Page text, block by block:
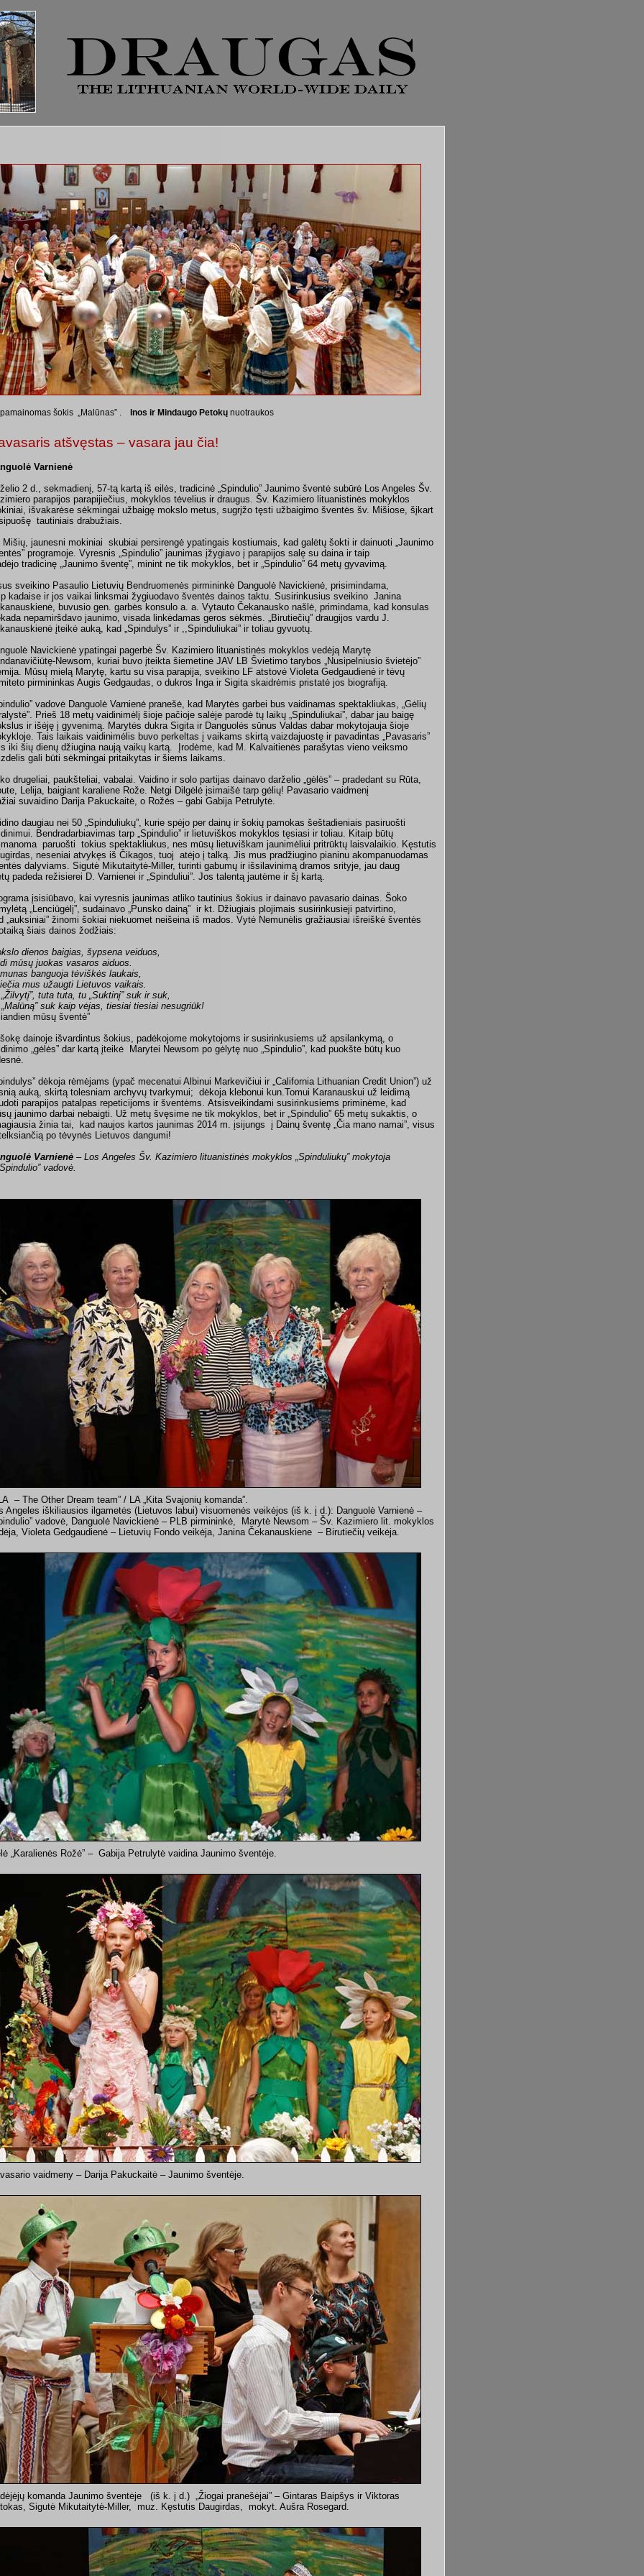
šokis „Malūnas” . Inos ir Mindaugo Petokų nuotraukos
atšvęstas – vasara jau čia!
Varnienė
2 d., sekmadienį, 57-tą kartą iš eilės, tradicinė „Spindulio” Jaunimo šventė subūrė Los Angeles Šv.
parapijos parapijiečius, mokyklos tėvelius ir draugus. Šv. Kazimiero lituanistinės mokyklos
išvakarėse sėkmingai užbaigę mokslo metus, sugrįžo tęsti užbaigimo šventės šv. Mišiose, šįkart
tautiniais drabužiais.
Mišių, jaunesni mokiniai skubiai persirengė ypatingais kostiumais, kad galėtų šokti ir dainuoti „Jaunimo
programoje. Vyresnis „Spindulio” jaunimas įžygiavo į parapijos salę su daina ir taip
tradicinę „Jaunimo šventę”, minint ne tik mokyklos, bet ir „Spindulio” 64 metų gyvavimą.
sveikino Pasaulio Lietuvių Bendruomenės pirmininkė Danguolė Navickienė, prisimindama,
kadaise ir jos vaikai linksmai žygiuodavo šventės dainos taktu. Susirinkusius sveikino Janina
buvusio gen. garbės konsulo a. a. Vytauto Čekanausko našlė, primindama, kad konsulas
nepamiršdavo jaunimo, visada linkėdamas geros sėkmės. „Birutiečių” draugijos vardu J.
įteikė auką, kad „Spindulys” ir ,,Spinduliukai” ir toliau gyvuotų.
Navickienė ypatingai pagerbė Šv. Kazimiero lituanistinės mokyklos vedėją Marytę
Newsom, kuriai buvo įteikta šiemetinė JAV LB Švietimo tarybos „Nusipelniusio švietėjo”
Mūsų mielą Marytę, kartu su visa parapija, sveikino LF atstovė Violeta Gedgaudienė ir tėvų
pirmininkas Augis Gedgaudas, o dukros Inga ir Sigita skaidrėmis pristatė jos biografiją.
vadovė Danguolė Varnienė pranešė, kad Marytės garbei bus vaidinamas spektakliukas, „Gėlių
Prieš 18 metų vaidinimėlį šioje pačioje salėje parodė tų laikų „Spinduliukai”, dabar jau baigę
ir išėję į gyvenimą. Marytės dukra Sigita ir Danguolės sūnus Valdas dabar mokytojauja šioje
Tais laikais vaidinimėlis buvo perkeltas į vaikams skirtą vaizdajuostę ir pavadintas „Pavasaris”
iki šių dienų džiugina naują vaikų kartą. Įrodėme, kad M. Kalvaitienės parašytas vieno veiksmo
gali būti sėkmingai pritaikytas ir šiems laikams.
drugeliai, paukšteliai, vabalai. Vaidino ir solo partijas dainavo darželio „gėlės” – pradedant su Rūta,
Lelija, baigiant karaliene Rože. Netgi Dilgėlė įsimaišė tarp gėlių! Pavasario vaidmenį
suvaidino Darija Pakuckaitė, o Rožės – gabi Gabija Petrulytė.
daugiau nei 50 „Spinduliukų”, kurie spėjo per dainų ir šokių pamokas šeštadieniais pasiruošti
Bendradarbiavimas tarp „Spindulio” ir lietuviškos mokyklos tęsiasi ir toliau. Kitaip būtų
paruošti tokius spektakliukus, nes mūsų lietuviškam jaunimėliui pritrūktų laisvalaikio. Kęstutis
neseniai atvykęs iš Čikagos, tuoj atėjo į talką. Jis mus pradžiugino pianinu akompanuodamas
dalyviams. Sigutė Mikutaitytė-Miller, turinti gabumų ir išsilavinimą dramos srityje, jau daug
padeda režisierei D. Varnienei ir „Spinduliui”. Jos talentą jautėme ir šį kartą.
įsisiūbavo, kai vyresnis jaunimas atliko tautinius šokius ir dainavo pavasario dainas. Šoko
„Lenciūgėlį”, sudainavo „Punsko dainą” ir kt. Džiugiais plojimais susirinkusieji patvirtino,
„auksiniai” žinomi šokiai niekuomet neišeina iš mados. Vytė Nemunėlis gražiausiai išreiškė šventės
šiais dainos žodžiais:
dienos baigias, šypsena veiduos,
mūsų juokas vasaros aiduos.
banguoja tėviškės laukais,
mus užaugti Lietuvos vaikais.
tuta tuta, tu „Suktinį” suk ir suk,
„Malūną” suk kaip vėjas, tiesiai tiesiai nesugriūk!
mūsų šventė”
dainoje išvardintus šokius, padėkojome mokytojoms ir susirinkusiems už apsilankymą, o
„gėlės” dar kartą įteikė Marytei Newsom po gėlytę nuo „Spindulio”, kad puokštė būtų kuo
dėkoja rėmėjams (ypač mecenatui Albinui Markevičiui ir „California Lithuanian Credit Union”) už
auką, skirtą tolesniam archyvų tvarkymui; dėkoja klebonui kun.Tomui Karanauskui už leidimą
parapijos patalpas repeticijoms ir šventėms. Atsisveikindami susirinkusiems priminėme, kad
jaunimo darbai nebaigti. Už metų švęsime ne tik mokyklos, bet ir „Spindulio” 65 metų sukaktis, o
žinia tai, kad naujos kartos jaunimas 2014 m. įsijungs į Dainų šventę „Čia mano namai”, visus
po tėvynės Lietuvos dangumi!
Varnienė – Los Angeles Šv. Kazimiero lituanistinės mokyklos „Spinduliukų” mokytoja
vadovė.
– The Other Dream team” / LA „Kita Svajonių komanda”.
Angeles iškiliausios ilgametės (Lietuvos labui) visuomenės veikėjos (iš k. į d.): Danguolė Varnienė –
vadovė, Danguolė Navickienė – PLB pirmininkė, Marytė Newsom – Šv. Kazimiero lit. mokyklos
Violeta Gedgaudienė – Lietuvių Fondo veikėja, Janina Čekanauskiene – Birutiečių veikėja.
„Karalienės Rožė” – Gabija Petrulytė vaidina Jaunimo šventėje.
vaidmeny – Darija Pakuckaitė – Jaunimo šventėje.
komanda Jaunimo šventėje (iš k. į d.) „Žiogai pranešėjai” – Gintaras Baipšys ir Viktoras
Sigutė Mikutaitytė-Miller, muz. Kęstutis Daugirdas, mokyt. Aušra Rosegard.